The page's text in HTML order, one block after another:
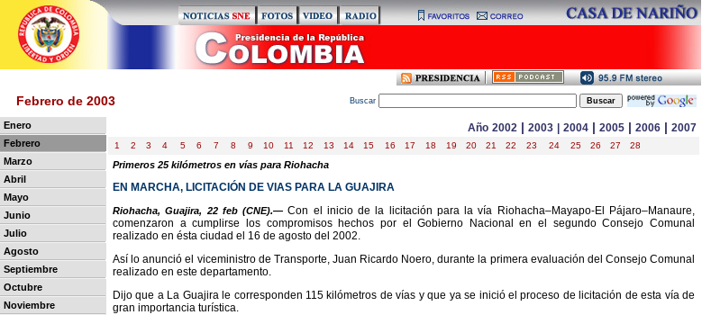
Febrero de 2003 Buscar
Enero
Febrero
Marzo
Abril
Mayo
Junio
Julio
Agosto
Septiembre
Octubre
Noviembre
Año 2002 | 2003 2004 | 2005 | 2006 | 2007
1 2 3 4 5 6 7 8 9 10 11 12 13 14 15 16 17 18 19 20 21 22 23 24 25 26 27 28
Primeros 25 kilómetros en vías para Riohacha
EN MARCHA, LICITACIÓN DE VIAS PARA LA GUAJIRA
Riohacha, Guajira, 22 feb (CNE).— Con el inicio de la licitación para la vía Riohacha–Mayapo-El Pájaro–Manaure,
comenzaron a cumplirse los compromisos hechos por el Gobierno Nacional en el segundo Consejo Comunal
realizado en ésta ciudad el 16 de agosto del 2002.
Así lo anunció el viceministro de Transporte, Juan Ricardo Noero, durante la primera evaluación del Consejo Comunal
realizado en este departamento.
Dijo que a La Guajira le corresponden 115 kilómetros de vías y que ya se inició el proceso de licitación de esta vía de
gran importancia turística.